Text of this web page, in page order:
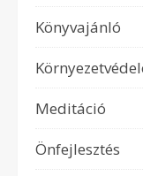
Könyvajánló
Meditáció
Önfejlesztés